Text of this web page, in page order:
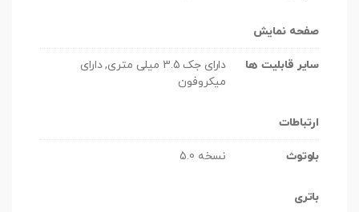
صفحه نمایش
سایر قابلیت ها
دارای جک 3.5 میلی متری, دارای
میکروفون
ارتباطات
بلوتوث نسخه 5.0
باتری